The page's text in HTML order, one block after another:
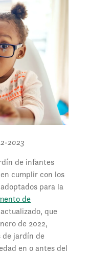
2023
de infantes
cumplir con los
para la
de
actualizado, que
de 2022,
de jardín de
en o antes del